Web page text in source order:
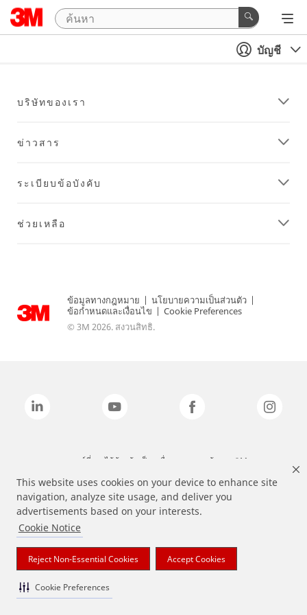
This website uses cookies on your device to enhance site
navigation, analyze site usage, and deliver you
advertisements based on your interests.
Cookie Notice
Reject Non-Essential Cookies Accept Cookies
Cookie Preferences
บัญชี
บริษัทของเรา
ข่าวสาร
ระเบียบข้อบังคับ
ช่วยเหลือ
ข้อมูลทางกฎหมาย | นโยบายความเป็นส่วนตัว |
ข้อกำหนดและเงื่อนไข | Cookie Preferences
© 3M 2026. สงวนสิทธิ.
แบรนด์ที่ระบุไว้ข้างต้นเป็นเครื่องหมายการค้าของ 3M